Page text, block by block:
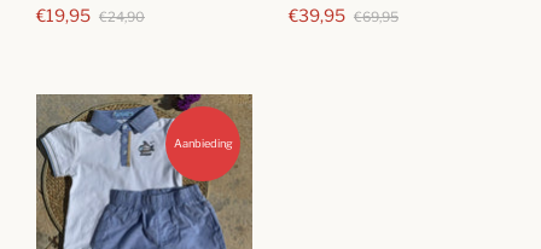
€19,95 €24,90
€39,95 €69,95
Aanbieding